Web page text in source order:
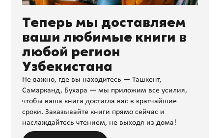
Теперь мы доставляем
ваши любимые книги в
любой регион
Узбекистана
Не важно, где вы находитесь — Ташкент,
Самарканд, Бухара — мы приложим все усилия,
чтобы ваша книга достигла вас в кратчайшие
сроки. Заказывайте книги прямо сейчас и
наслаждайтесь чтением, не выходя из дома!